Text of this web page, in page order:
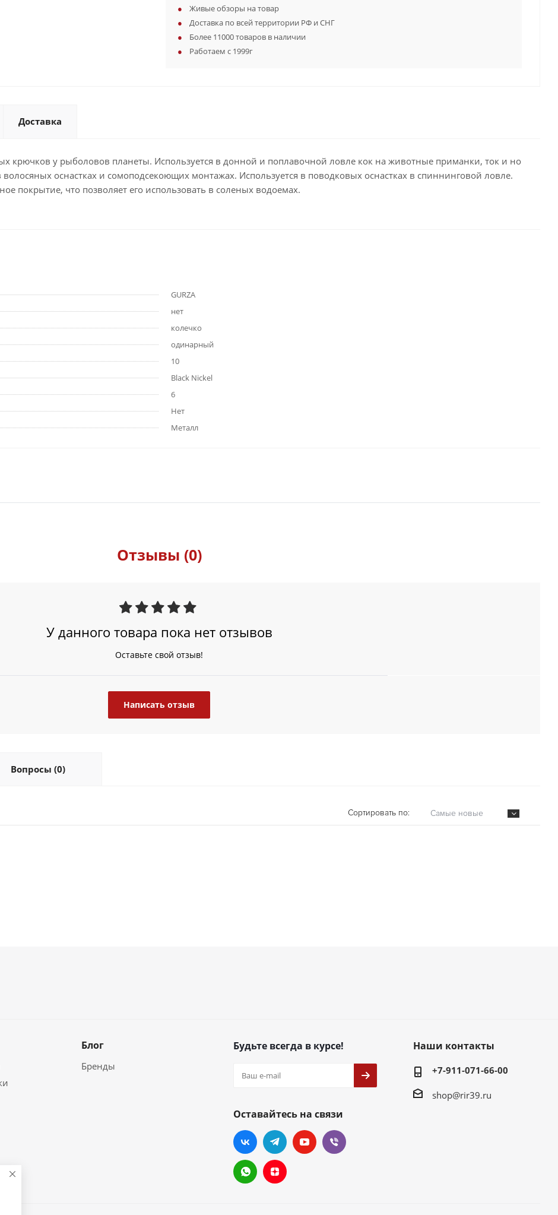
Живые обзоры на товар
Доставка по всей территории РФ и СНГ
Более 11000 товаров в наличии
Работаем с 1999г
Доставка
крючков у рыболовов планеты. Используется в донной и поплавочной ловле кок на животные приманки, ток и но
оснастках и сомоподсекоющих монтажах. Используется в поводковых оснастках в спиннинговой ловле.
покрытие, что позволяет его использовать в соленых водоемах.
GURZA
нет
колечко
одинарный
10
Black Nickel
6
Нет
Металл
Отзывы (0)
У данного товара пока нет отзывов
Оставьте свой отзыв!
Написать отзыв
Вопросы (0)
Сортировать по: Самые новые
Блог
Бренды
Будьте всегда в курсе!
Оставайтесь на связи
Наши контакты
+7-911-071-66-00
shop@rir39.ru